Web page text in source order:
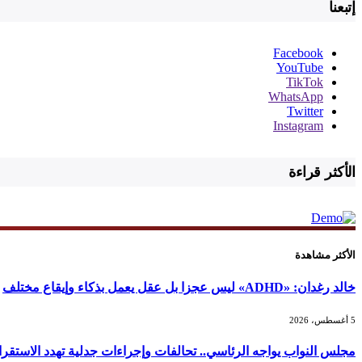
إتبعنا
Facebook
YouTube
TikTok
WhatsApp
Twitter
Instagram
الأكثر قراءة
الأكثر مشاهدة
خالد رغدان: «ADHD» ليس عجزا بل عقل يعمل بذكاء وإيقاع مختلف
5 أغسطس، 2026
مجلس النواب يواجه الرئاسي.. تحالفات وإجراءات جدلية تهدد